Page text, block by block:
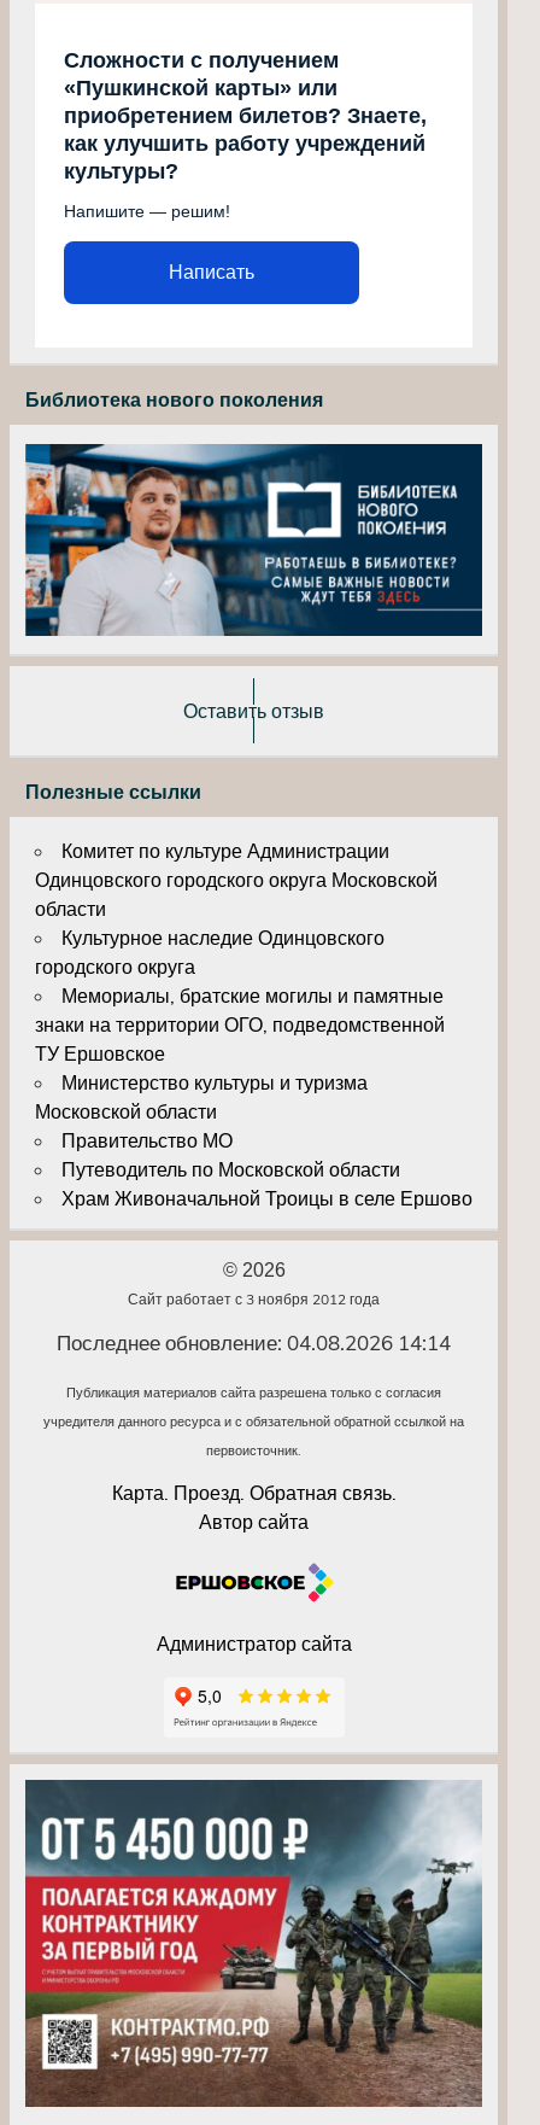
Сложности с получением
«Пушкинской карты» или
приобретением билетов? Знаете,
как улучшить работу учреждений
культуры?
Напишите — решим!
Написать
Библиотека нового поколения
Оставить отзыв
Полезные ссылки
Комитет по культуре Администрации
Одинцовского городского округа Московской
области
Культурное наследие Одинцовского
городского округа
Мемориалы, братские могилы и памятные
знаки на территории ОГО, подведомственной
ТУ Ершовское
Министерство культуры и туризма
Московской области
Правительство МО
Путеводитель по Московской области
Храм Живоначальной Троицы в селе Ершово
© 2026
Сайт работает с 3 ноября 2012 года
Последнее обновление: 04.08.2026 14:14
Публикация материалов сайта разрешена только с согласия
учредителя данного ресурса и с обязательной обратной ссылкой на
первоисточник.
Карта. Проезд. Обратная связь.
Автор сайта
Администратор сайта